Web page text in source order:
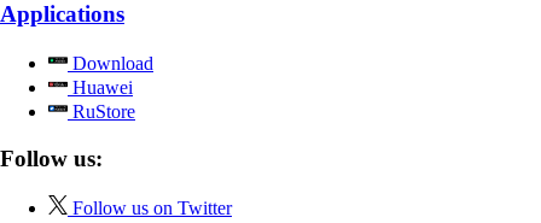
Applications
Download
Huawei
RuStore
Follow us:
Follow us on Twitter